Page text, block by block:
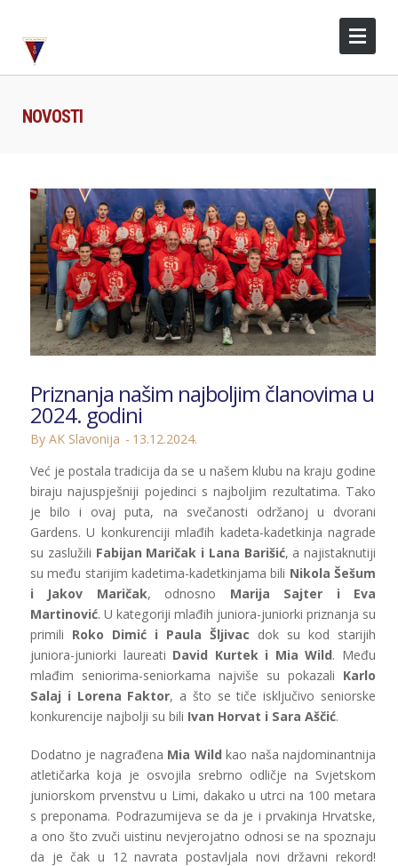
NOVOSTI
Priznanja našim najboljim članovima u
2024. godini
By AK Slavonija
13.12.2024.
Već je postala tradicija da se u našem klubu na kraju godine
biraju najuspješniji pojedinci s najboljim rezultatima. Tako
je bilo i ovaj puta, na svečanosti održanoj u dvorani
Gardens. U konkurenciji mlađih kadeta-kadetkinja nagrade
su zaslužili Fabijan Maričak i Lana Barišić, a najistaknutiji
su među starijim kadetima-kadetkinjama bili Nikola Šešum
i Jakov Maričak, odnosno Marija Sajter i Eva
Martinović. U kategoriji mlađih juniora-juniorki priznanja su
primili Roko Dimić i Paula Šljivac dok su kod starijih
juniora-juniorki laureati David Kurtek i Mia Wild. Među
mlađim seniorima-seniorkama najviše su pokazali Karlo
Salaj i Lorena Faktor, a što se tiče isključivo seniorske
konkurencije najbolji su bili Ivan Horvat i Sara Aščić.
Dodatno je nagrađena Mia Wild kao naša najdominantnija
atletičarka koja je osvojila srebrno odličje na Svjetskom
juniorskom prvenstvu u Limi, dakako u utrci na 100 metara
s preponama. Podrazumijeva se da je i prvakinja Hrvatske,
a ono što zvuči uistinu nevjerojatno odnosi se na spoznaju
da je čak u 12 navrata postavljala novi državni rekord!